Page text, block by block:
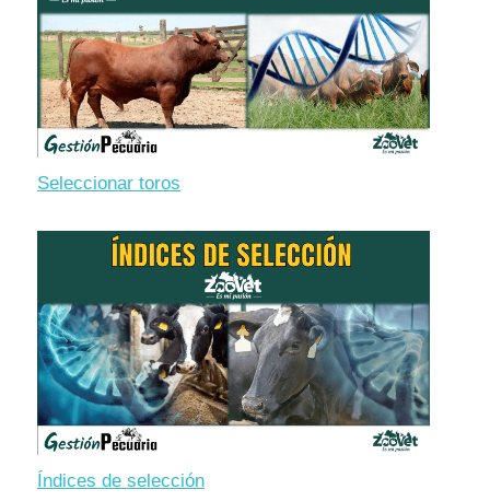
Seleccionar toros
Índices de selección